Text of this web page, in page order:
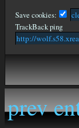
Save cookies:
TrackBack ping
prev